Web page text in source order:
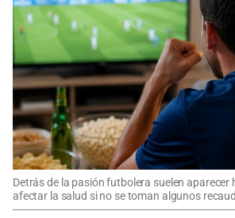
Detrás de la pasión futbolera suelen aparecer
afectar la salud si no se toman algunos